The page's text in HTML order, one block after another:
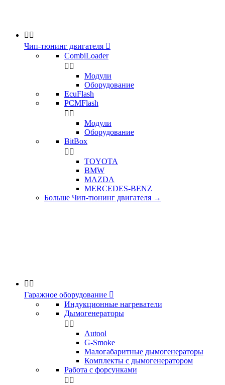
 
Чип-тюнинг двигателя 
CombiLoader
 
Модули
Оборудование
EcuFlash
PCMFlash
 
Модули
Оборудование
BitBox
 
TOYOTA
BMW
MAZDA
MERCEDES-BENZ
Больше Чип-тюнинг двигателя →
 
Гаражное оборудование 
Индукционные нагреватели
Дымогенераторы
 
Аutool
G-Smoke
Малогабаритные дымогенераторы
Комплекты с дымогенератором
Работа с форсунками
 